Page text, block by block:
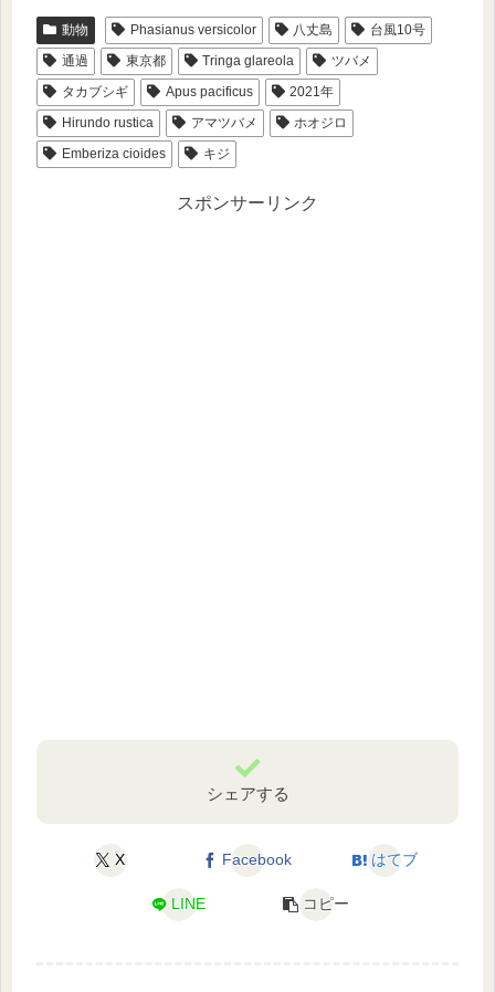
動物 Phasianus versicolor 八丈島
台風10号
通過
東京都 Tringa glareola
ツバメ
タカブシギ
Apus pacificus
2021年
Hirundo rustica
アマツバメ
ホオジロ
Emberiza cioides
キジ
スポンサーリンク
シェアする
X Facebook はてブ
LINE コピー